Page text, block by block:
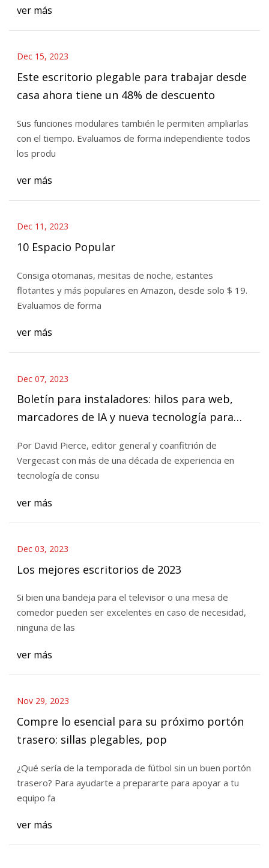
ver más
Dec 15, 2023
Este escritorio plegable para trabajar desde
casa ahora tiene un 48% de descuento
Sus funciones modulares también le permiten ampliarlas
con el tiempo. Evaluamos de forma independiente todos
los produ
ver más
Dec 11, 2023
10 Espacio Popular
Consiga otomanas, mesitas de noche, estantes
flotantes y más populares en Amazon, desde solo $ 19.
Evaluamos de forma
ver más
Dec 07, 2023
Boletín para instaladores: hilos para web,
marcadores de IA y nueva tecnología para
Por David Pierce, editor general y coanfitrión de
Vergecast con más de una década de experiencia en
tecnología de consu
ver más
Dec 03, 2023
Los mejores escritorios de 2023
Si bien una bandeja para el televisor o una mesa de
comedor pueden ser excelentes en caso de necesidad,
ninguna de las
ver más
Nov 29, 2023
Compre lo esencial para su próximo portón
trasero: sillas plegables, pop
¿Qué sería de la temporada de fútbol sin un buen portón
trasero? Para ayudarte a prepararte para apoyar a tu
equipo fa
ver más